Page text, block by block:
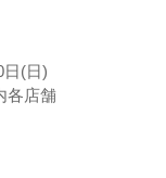
(日)
各店舗